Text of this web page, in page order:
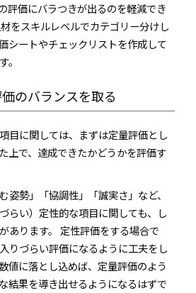
評価にバラつきが出るのを軽減でき
をスキルレベルでカテゴリー分けし
シートやチェックリストを作成して
。
のバランスを取る
目に関しては、まずは定量評価とし
上で、達成できたかどうかを評価す
姿勢」「協調性」「誠実さ」など、
らい）定性的な項目に関しても、し
あります。 定性評価をする場合で
りづらい評価になるように工夫をし
値に落とし込めば、定量評価のよう
結果を導き出せるようになるはずで